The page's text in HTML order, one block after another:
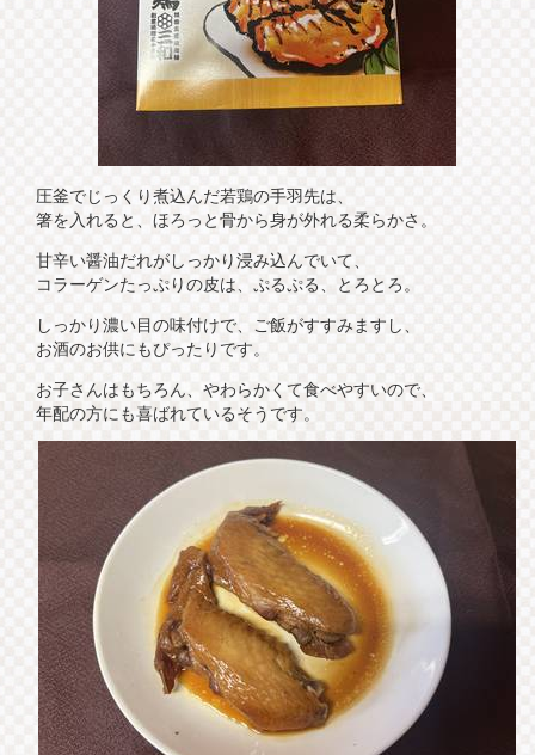
圧釜でじっくり煮込んだ若鶏の手羽先は、
箸を入れると、ほろっと骨から身が外れる柔らかさ。
甘辛い醤油だれがしっかり浸み込んでいて、
コラーゲンたっぷりの皮は、ぷるぷる、とろとろ。
しっかり濃い目の味付けで、ご飯がすすみますし、
お酒のお供にもぴったりです。
お子さんはもちろん、やわらかくて食べやすいので、
年配の方にも喜ばれているそうです。